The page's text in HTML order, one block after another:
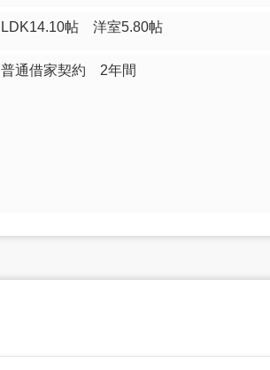
LDK14.10帖 洋室5.80帖
普通借家契約 2年間